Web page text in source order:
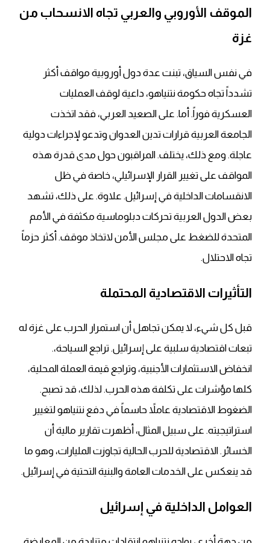
الموقف الأوروبي والعربي تجاه الانسحاب من
غزة
في نفس السياق، تبنت عدة دول أوروبية مواقف أكثر
تشدداً تجاه حكومة نتنياهو، داعية لوقف العمليات
العسكرية فوراً. أما. على الصعيد العربي، فقد اتخذت
الجامعة العربية قرارات تدين العدوان وتدعو لإجراءات دولية
عاجلة. ومع ذلك، يختلف. المراقبون حول مدى قدرة هذه
المواقف على تغيير القرار الإسرائيلي، خاصة في ظل
الانقسامات الداخلية في إسرائيل. علاوة. على ذلك، تشهد
بعض الدول العربية تحركات دبلوماسية مكثفة في الأمم
المتحدة للضغط على مجلس الأمن لاتخاذ موقف. أكثر حزماً
تجاه الاحتلال.
التأثيرات الاقتصادية المحتملة
قبل كل شيء، لا يمكن تجاهل أن استمرار الحرب على غزة له
تبعات اقتصادية سلبية على إسرائيل. تراجع السياحة،.
انخفاض الاستثمارات الأجنبية، وتراجع قيمة العملة المحلية،
كلها مؤشرات على تكلفة هذه الحرب. لذلك، قد تصبح.
الضغوط الاقتصادية عاملاً حاسماً في دفع نتنياهو لتغيير
استراتيجيته. على سبيل المثال، أظهرت تقارير مالية أن
الخسائر. الاقتصادية للحرب الحالية تجاوزت المليارات، وهو ما
قد ينعكس على الخدمات العامة والبنية التحتية في إسرائيل.
العوامل الداخلية في إسرائيل